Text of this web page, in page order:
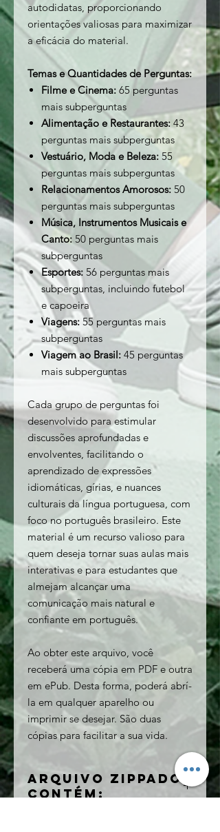
autodidatas, proporcionando
orientações valiosas para maximizar
a eficácia do material.
Temas e Quantidades de Perguntas:
Filme e Cinema: 65 perguntas
mais subperguntas
Alimentação e Restaurantes: 43
perguntas mais subperguntas
Vestuário, Moda e Beleza: 55
perguntas mais subperguntas
Relacionamentos Amorosos: 50
perguntas mais subperguntas
Música, Instrumentos Musicais e
Canto: 50 perguntas mais
subperguntas
Esportes: 56 perguntas mais
subperguntas, incluindo futebol
e capoeira
Viagens: 55 perguntas mais
subperguntas
Viagem ao Brasil: 45 perguntas
mais subperguntas
Cada grupo de perguntas foi
desenvolvido para estimular
discussões aprofundadas e
envolventes, facilitando o
aprendizado de expressões
idiomáticas, gírias, e nuances
culturais da língua portuguesa, com
foco no português brasileiro. Este
material é um recurso valioso para
quem deseja tornar suas aulas mais
interativas e para estudantes que
almejam alcançar uma
comunicação mais natural e
confiante em português.
Ao obter este arquivo, você
receberá uma cópia em PDF e outra
em ePub. Desta forma, poderá abrí-
la em qualquer aparelho ou
imprimir se desejar. São duas
cópias para facilitar a sua vida.
Arquivo Zippado
contém: